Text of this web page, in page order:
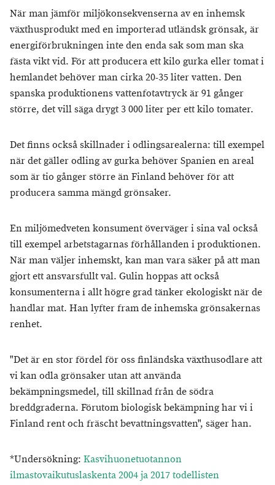
När man jämför miljökonsekvenserna av en inhemsk
växthusprodukt med en importerad utländsk grönsak, är
energiförbrukningen inte den enda sak som man ska
fästa vikt vid. För att producera ett kilo gurka eller tomat i
hemlandet behöver man cirka 20-35 liter vatten. Den
spanska produktionens vattenfotavtryck är 91 gånger
större, det vill säga drygt 3 000 liter per ett kilo tomater.
Det finns också skillnader i odlingsarealerna: till exempel
när det gäller odling av gurka behöver Spanien en areal
som är tio gånger större än Finland behöver för att
producera samma mängd grönsaker.
En miljömedveten konsument överväger i sina val också
till exempel arbetstagarnas förhållanden i produktionen.
När man väljer inhemskt, kan man vara säker på att man
gjort ett ansvarsfullt val. Gulin hoppas att också
konsumenterna i allt högre grad tänker ekologiskt när de
handlar mat. Han lyfter fram de inhemska grönsakernas
renhet.
"Det är en stor fördel för oss finländska växthusodlare att
vi kan odla grönsaker utan att använda
bekämpningsmedel, till skillnad från de södra
breddgraderna. Förutom biologisk bekämpning har vi i
Finland rent och fräscht bevattningsvatten", säger han.
*Undersökning: Kasvihuonetuotannon
ilmastovaikutuslaskenta 2004 ja 2017 todellisten